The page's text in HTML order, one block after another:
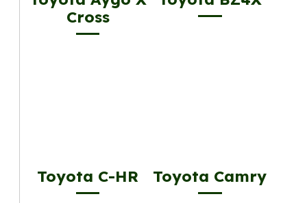
Cross
Toyota C-HR Toyota Camry